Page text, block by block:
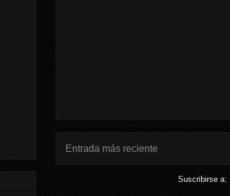
Entrada más reciente
Suscribirse a: